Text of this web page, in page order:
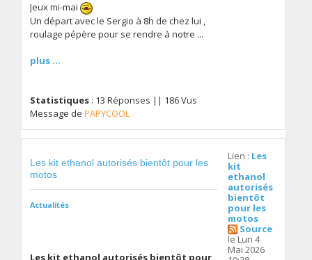
Jeux mi-mai
Un départ avec le Sergio à 8h de chez lui ,
roulage pépère pour se rendre à notre ...
plus ...
Statistiques : 13 Réponses || 186 Vus
Message dePAPYCOOL
Les kit ethanol autorisés bientôt pour les
motos
Actualités
Les kit ethanol autorisés bientôt pour
Lien : Les
kit
ethanol
autorisés
bientôt
pour les
motos
Source
le Lun 4
Mai 2026